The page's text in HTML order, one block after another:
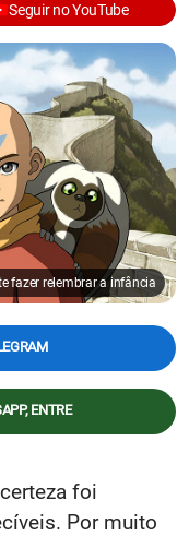
Seguir no YouTube
fazer relembrar a infância
ENTRE
foi
Por muito